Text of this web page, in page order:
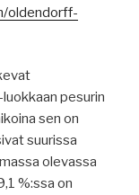
oldendorff-
pesurin
sen on
suurissa
olevassa
%:ssa on